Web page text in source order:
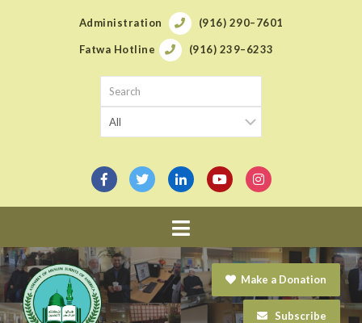
Administration (916) 290–7601
Fatwa Hotline (916) 239–6233
Navigation
Make a Donation
Subscribe